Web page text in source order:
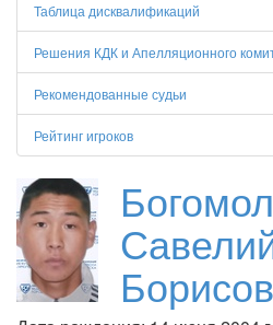
Таблица дисквалификаций
Решения КДК и Апелляционного
Рекомендованные судьи
Рейтинг игроков